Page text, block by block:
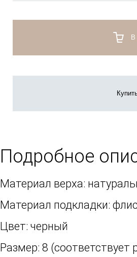
В
Подробное
Материал верха:
Материал подкладки:
Цвет: черный
Размер: 8 (соответствует